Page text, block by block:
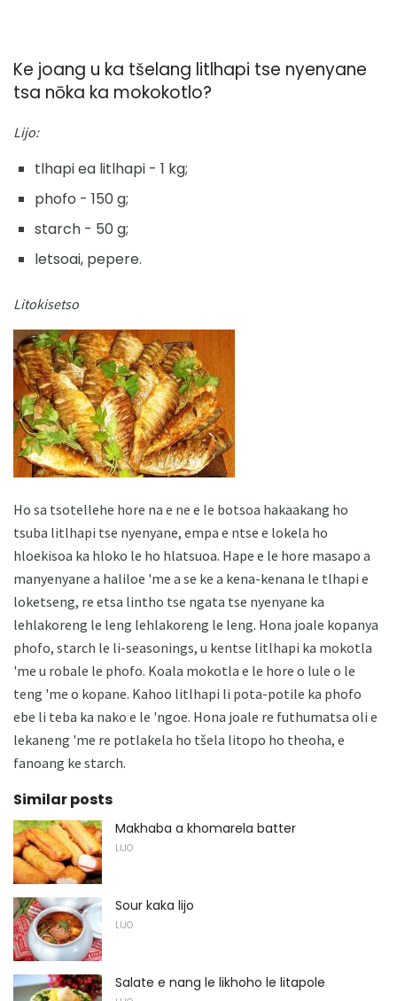
Ke joang u ka tšelang litlhapi tse nyenyane
tsa nōka ka mokokotlo?
Lijo:
tlhapi ea litlhapi - 1 kg;
phofo - 150 g;
starch - 50 g;
letsoai, pepere.
Litokisetso
Ho sa tsotellehe hore na e ne e le botsoa hakaakang ho
tsuba litlhapi tse nyenyane, empa e ntse e lokela ho
hloekisoa ka hloko le ho hlatsuoa. Hape e le hore masapo a
manyenyane a haliloe 'me a se ke a kena-kenana le tlhapi e
loketseng, re etsa lintho tse ngata tse nyenyane ka
lehlakoreng le leng lehlakoreng le leng. Hona joale kopanya
phofo, starch le li-seasonings, u kentse litlhapi ka mokotla
'me u robale le phofo. Koala mokotla e le hore o lule o le
teng 'me o kopane. Kahoo litlhapi li pota-potile ka phofo
ebe li teba ka nako e le 'ngoe. Hona joale re futhumatsa oli e
lekaneng 'me re potlakela ho tšela litopo ho theoha, e
fanoang ke starch.
Similar posts
Makhaba a khomarela batter
LIJO
Sour kaka lijo
LIJO
Salate e nang le likhoho le litapole